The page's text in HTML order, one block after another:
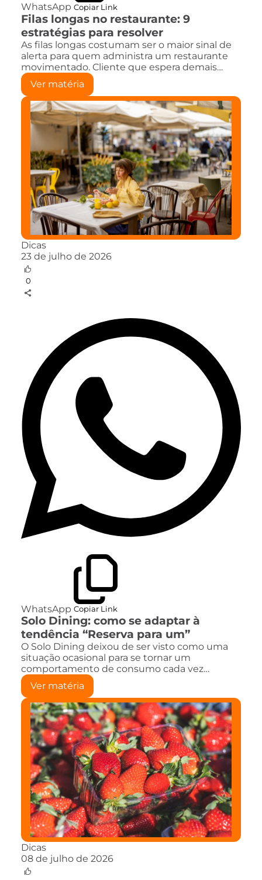
WhatsApp Copiar Link
Filas longas no restaurante: 9
estratégias para resolver
As filas longas costumam ser o maior sinal de
alerta para quem administra um restaurante
movimentado. Cliente que espera demais…
Ver matéria
Dicas
23 de julho de 2026
0
WhatsApp Copiar Link
Solo Dining: como se adaptar à
tendência “Reserva para um”
O Solo Dining deixou de ser visto como uma
situação ocasional para se tornar um
comportamento de consumo cada vez…
Ver matéria
Dicas
08 de julho de 2026